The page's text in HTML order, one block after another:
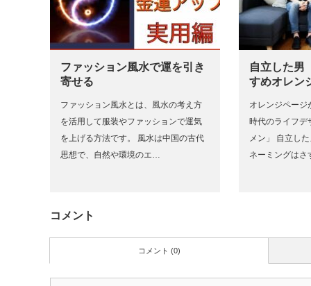
ファッション風水で運を引き
寄せる
ファッション風水とは、風水の考え方
を活用して服装やファッションで運気
を上げる方法です。 風水は中国の古代
思想で、自然や環境のエ…
自立した男
すめオレン
オレンジページ
時代のライフデ
メン」 自立し
ネーミングは
コメント
コメント (0)